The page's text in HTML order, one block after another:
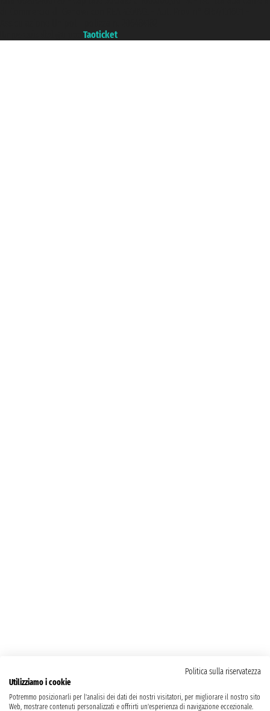
Taoticket
Politica sulla riservatezza
Utilizziamo i cookie
Potremmo posizionarli per l'analisi dei dati dei nostri visitatori, per migliorare il nostro sito
Web, mostrare contenuti personalizzati e offrirti un'esperienza di navigazione eccezionale.